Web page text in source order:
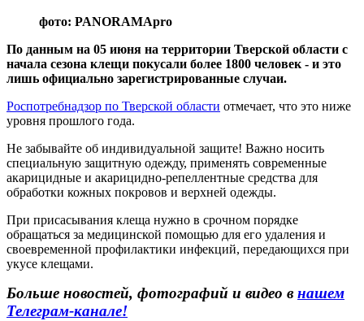
фото: PANORAMApro
По данным на 05 июня на территории Тверской области с
начала сезона клещи покусали более 1800 человек - и это
лишь официально зарегистрированные случаи.
Роспотребнадзор по Тверской области отмечает, что это ниже
уровня прошлого года.
Не забывайте об индивидуальной защите! Важно носить
специальную защитную одежду, применять современные
акарицидные и акарицидно-репеллентные средства для
обработки кожных покровов и верхней одежды.
При присасывания клеща нужно в срочном порядке
обращаться за медицинской помощью для его удаления и
своевременной профилактики инфекций, передающихся при
укусе клещами.
Больше новостей, фотографий и видео в нашем
Телеграм-канале!